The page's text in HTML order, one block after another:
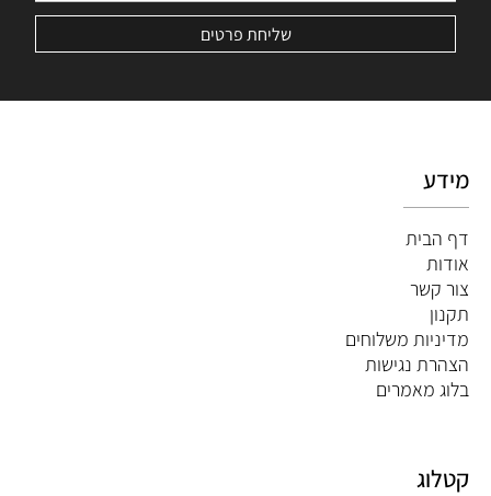
מידע
דף הבית
אודות
צור קשר
תקנון
מדיניות משלוחים
הצהרת נגישות
בלוג מאמרים
קטלוג